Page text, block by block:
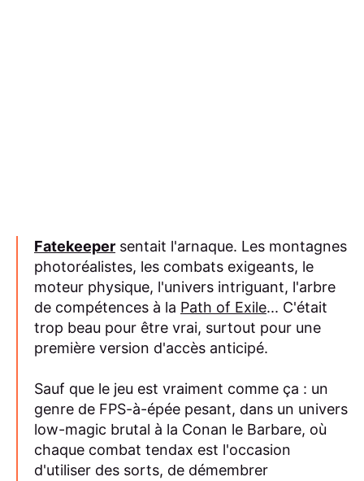
Fatekeeper sentait l'arnaque. Les montagnes
photoréalistes, les combats exigeants, le
moteur physique, l'univers intriguant, l'arbre
de compétences à la Path of Exile... C'était
trop beau pour être vrai, surtout pour une
première version d'accès anticipé.
Sauf que le jeu est vraiment comme ça : un
genre de FPS-à-épée pesant, dans un univers
low-magic brutal à la Conan le Barbare, où
chaque combat tendax est l'occasion
d'utiliser des sorts, de démembrer